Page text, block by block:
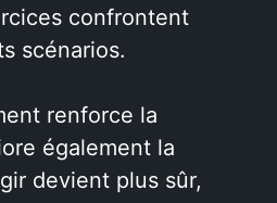
confrontent
scénarios.
renforce la
également la
devient plus sûr,